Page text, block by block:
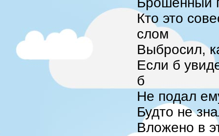
Кто это
слом
Выбросил,
Если б
б
Не подал
Будто не
Вложено в